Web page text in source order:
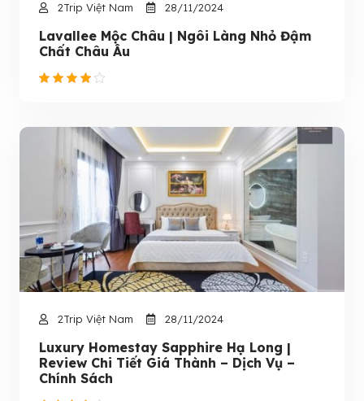
2Trip Việt Nam 28/11/2024
Lavallee Mộc Châu | Ngôi Làng Nhỏ Đậm
Chất Châu Âu
2Trip Việt Nam 28/11/2024
Luxury Homestay Sapphire Hạ Long |
Review Chi Tiết Giá Thành – Dịch Vụ –
Chính Sách